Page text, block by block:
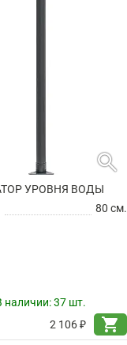
search
УРОВНЯ ВОДЫ
80 см.
наличии:37 шт.
2 106 ₽
shopping_cart